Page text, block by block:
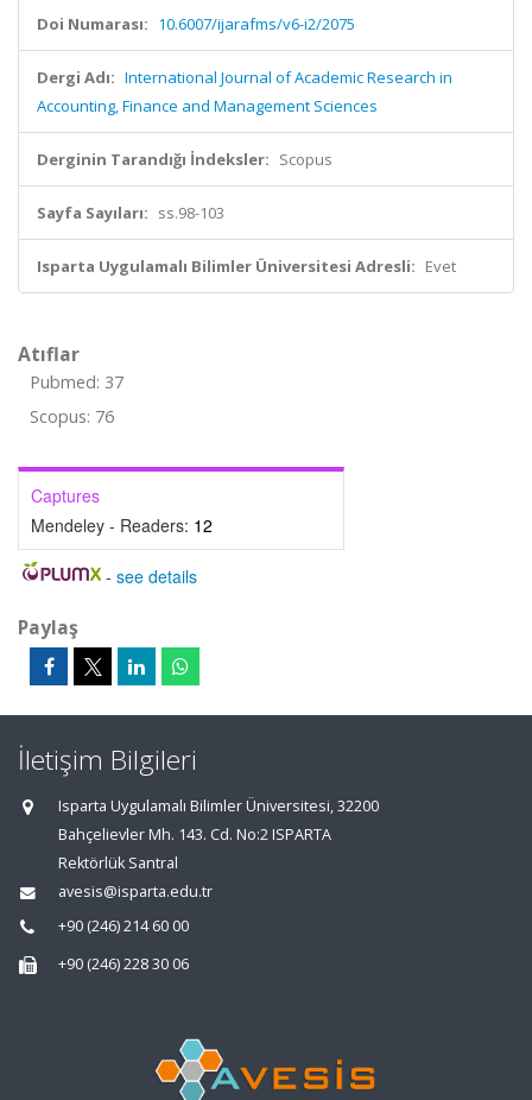
Doi Numarası: 10.6007/ijarafms/v6-i2/2075
Dergi Adı: International Journal of Academic Research in
Accounting, Finance and Management Sciences
Derginin Tarandığı İndeksler: Scopus
Sayfa Sayıları: ss.98-103
Isparta Uygulamalı Bilimler Üniversitesi Adresli: Evet
Atıflar
Pubmed: 37
Scopus: 76
Captures
Mendeley - Readers: 12
- see details
Paylaş
İletişim Bilgileri
Isparta Uygulamalı Bilimler Üniversitesi, 32200
Bahçelievler Mh. 143. Cd. No:2 ISPARTA
Rektörlük Santral
avesis@isparta.edu.tr
+90 (246) 214 60 00
+90 (246) 228 30 06